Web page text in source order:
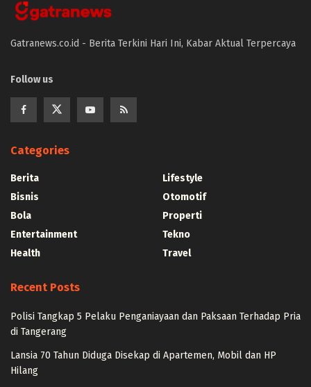
Gatranews.co.id - Berita Terkini Hari Ini, Kabar Aktual Terpercaya
Follow us
Categories
Berita
Bisnis
Bola
Entertainment
Health
Lifestyle
Otomotif
Properti
Tekno
Travel
Recent Posts
Polisi Tangkap 5 Pelaku Penganiayaan dan Paksaan Terhadap Pria
di Tangerang
Lansia 70 Tahun Diduga Disekap di Apartemen, Mobil dan HP
Hilang